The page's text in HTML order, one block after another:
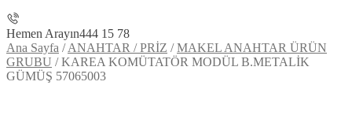
Hemen Arayın444 15 78
Ana Sayfa /ANAHTAR / PRİZ /MAKEL ANAHTAR ÜRÜN
GRUBU /KAREA KOMÜTATÖR MODÜL B.METALİK
GÜMÜŞ 57065003